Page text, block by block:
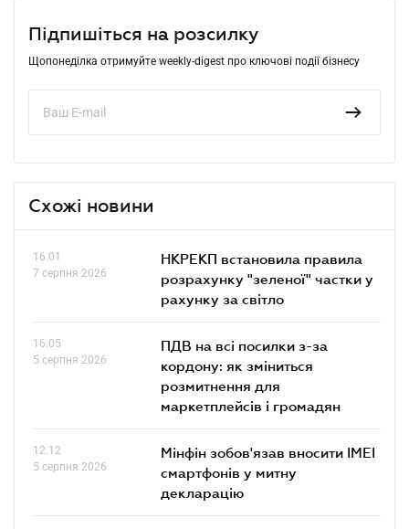
Підпишіться на розсилку
Щопонеділка отримуйте weekly-digest про ключові події бізнесу
Схожі новини
16.01
7 серпня 2026
НКРЕКП встановила правила
розрахунку "зеленої" частки у
рахунку за світло
16.05
5 серпня 2026
ПДВ на всі посилки з-за
кордону: як зміниться
розмитнення для
маркетплейсів і громадян
12.12
5 серпня 2026
Мінфін зобов'язав вносити IMEI
смартфонів у митну
декларацію